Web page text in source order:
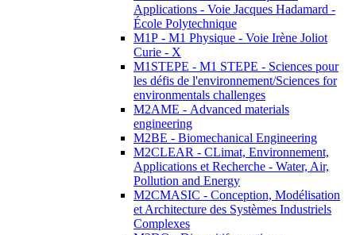
Applications - Voie Jacques Hadamard -
École Polytechnique
M1P - M1 Physique - Voie Irène Joliot
Curie - X
M1STEPE - M1 STEPE - Sciences pour
les défis de l'environnement/Sciences for
environmentals challenges
M2AME - Advanced materials
engineering
M2BE - Biomechanical Engineering
M2CLEAR - CLimat, Environnement,
Applications et Recherche - Water, Air,
Pollution and Energy
M2CMASIC - Conception, Modélisation
et Architecture des Systèmes Industriels
Complexes